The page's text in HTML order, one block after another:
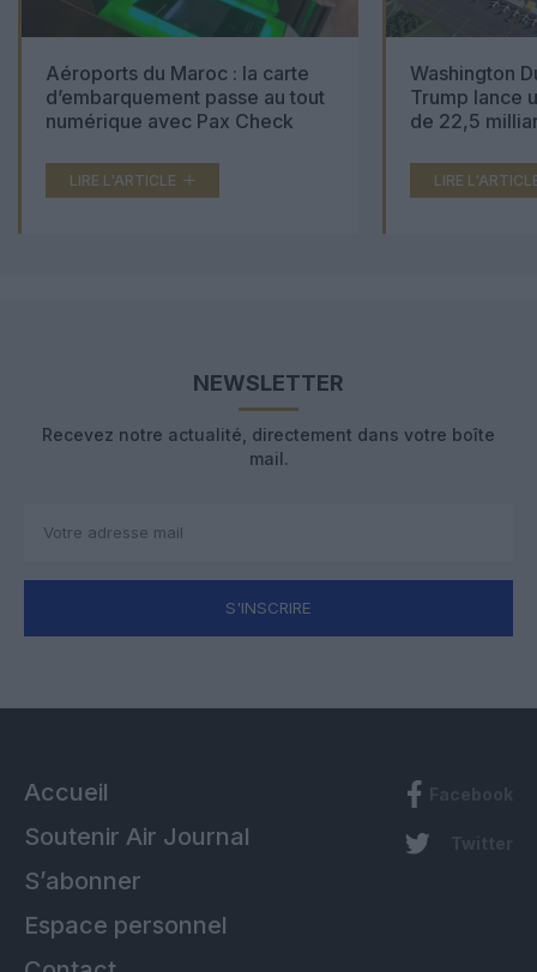
Aéroports du Maroc : la carte
d’embarquement passe au tout
numérique avec Pax Check
LIRE L'ARTICLE
Washington
Trump lance
de 22,5
LIRE
NEWSLETTER
Recevez notre actualité, directement dans votre boîte
mail.
S'INSCRIRE
Accueil
Soutenir Air Journal
S’abonner
Espace personnel